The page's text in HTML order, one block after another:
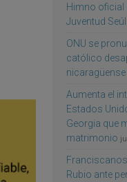
Himno oficial
Juventud
ONU se
católico
nicaragüense
Aumenta el
Estados
Georgia que
matrimonio
Rubio ante